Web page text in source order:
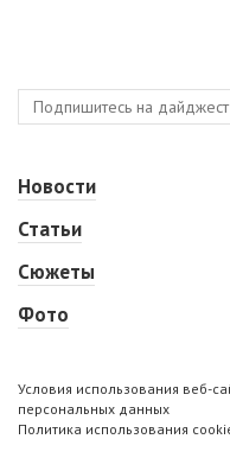
Новости
Статьи
Сюжеты
Фото
Условия использования веб-
персональных данных
Политика использования